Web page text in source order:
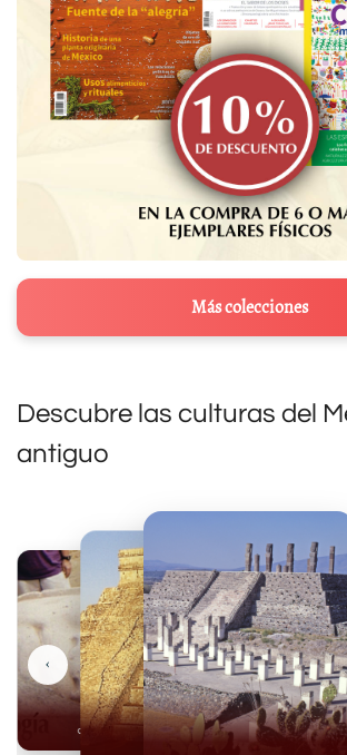
Más colecciones
Descubre las culturas del
antiguo
Olmecas
‹